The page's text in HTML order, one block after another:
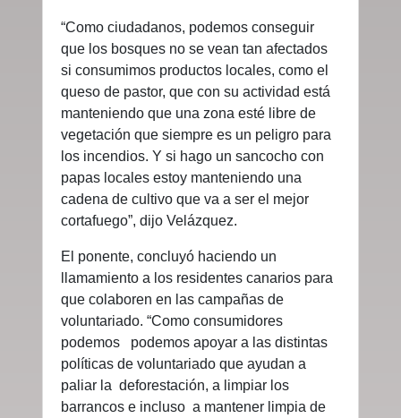
“Como ciudadanos, podemos conseguir
que los bosques no se vean tan afectados
si consumimos productos locales, como el
queso de pastor, que con su actividad está
manteniendo que una zona esté libre de
vegetación que siempre es un peligro para
los incendios. Y si hago un sancocho con
papas locales estoy manteniendo una
cadena de cultivo que va a ser el mejor
cortafuego”, dijo Velázquez.
El ponente, concluyó haciendo un
llamamiento a los residentes canarios para
que colaboren en las campañas de
voluntariado. “Como consumidores
podemos podemos apoyar a las distintas
políticas de voluntariado que ayudan a
paliar la deforestación, a limpiar los
barrancos e incluso a mantener limpia de